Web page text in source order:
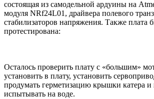
состоящая из самодельной ардуины на
модуля NRf24L01, драйвера полевого
стабилизаторов напряжения. Также плата
протестирована:
Осталось проверить плату с «большим»
установить в плату, установить
продумать герметизацию крышки катера и
испытывать на воде.